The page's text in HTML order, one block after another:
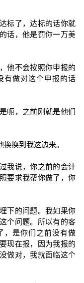
标了，达标的话你就
话，他是罚你一万美
他不会按照你申报的
有做对这个申报的话
呃，之前刚就是他们
换到我这边来。
我说，你之前的会计
要求我帮你做了，你
下的问题。我如果你
个问题。所以有的客
，是你们之前没有做
现在报，因为我报的
做对，我就面临这个